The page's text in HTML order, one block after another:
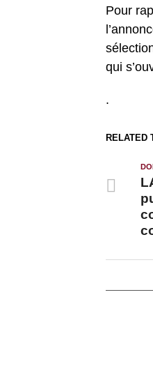
Pour
qui
.
RELATED